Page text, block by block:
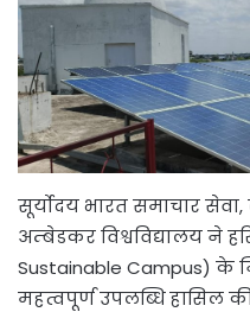
सूर्योदय भारत समाचार
अम्बेडकर विश्वविद्यालय ने
Sustainable Campus) के
महत्वपूर्ण उपलब्धि हासिल